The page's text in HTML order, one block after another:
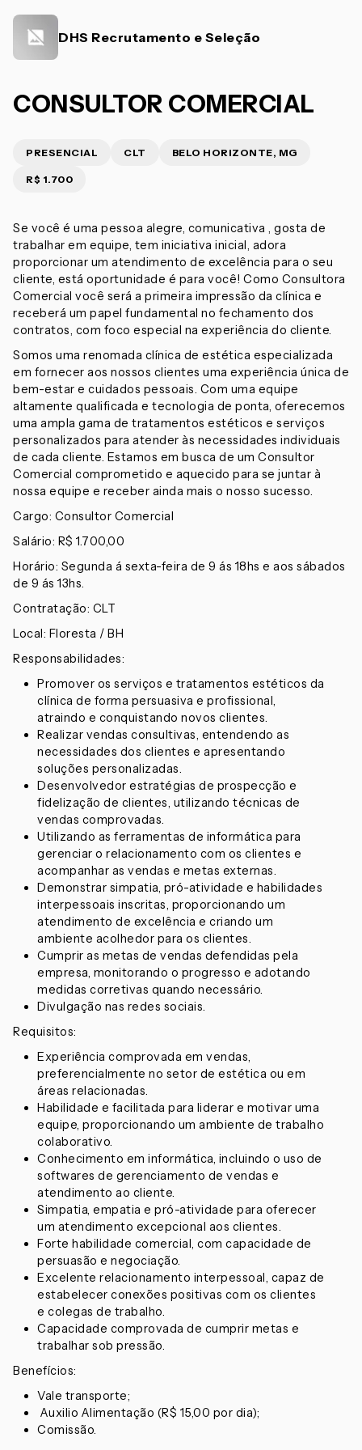
DHS Recrutamento e Seleção
CONSULTOR COMERCIAL
PRESENCIAL CLT BELO HORIZONTE, MG
R$ 1.700
Se você é uma pessoa alegre, comunicativa , gosta de
trabalhar em equipe, tem iniciativa inicial, adora
proporcionar um atendimento de excelência para o seu
cliente, está oportunidade é para você! Como Consultora
Comercial você será a primeira impressão da clínica e
receberá um papel fundamental no fechamento dos
contratos, com foco especial na experiência do cliente.
Somos uma renomada clínica de estética especializada
em fornecer aos nossos clientes uma experiência única de
bem-estar e cuidados pessoais. Com uma equipe
altamente qualificada e tecnologia de ponta, oferecemos
uma ampla gama de tratamentos estéticos e serviços
personalizados para atender às necessidades individuais
de cada cliente. Estamos em busca de um Consultor
Comercial comprometido e aquecido para se juntar à
nossa equipe e receber ainda mais o nosso sucesso.
Cargo: Consultor Comercial
Salário: R$ 1.700,00
Horário: Segunda á sexta-feira de 9 ás 18hs e aos sábados
de 9 ás 13hs.
Contratação: CLT
Local: Floresta / BH
Responsabilidades:
Promover os serviços e tratamentos estéticos da
clínica de forma persuasiva e profissional,
atraindo e conquistando novos clientes.
Realizar vendas consultivas, entendendo as
necessidades dos clientes e apresentando
soluções personalizadas.
Desenvolvedor estratégias de prospecção e
fidelização de clientes, utilizando técnicas de
vendas comprovadas.
Utilizando as ferramentas de informática para
gerenciar o relacionamento com os clientes e
acompanhar as vendas e metas externas.
Demonstrar simpatia, pró-atividade e habilidades
interpessoais inscritas, proporcionando um
atendimento de excelência e criando um
ambiente acolhedor para os clientes.
Cumprir as metas de vendas defendidas pela
empresa, monitorando o progresso e adotando
medidas corretivas quando necessário.
Divulgação nas redes sociais.
Requisitos:
Experiência comprovada em vendas,
preferencialmente no setor de estética ou em
áreas relacionadas.
Habilidade e facilitada para liderar e motivar uma
equipe, proporcionando um ambiente de trabalho
colaborativo.
Conhecimento em informática, incluindo o uso de
softwares de gerenciamento de vendas e
atendimento ao cliente.
Simpatia, empatia e pró-atividade para oferecer
um atendimento excepcional aos clientes.
Forte habilidade comercial, com capacidade de
persuasão e negociação.
Excelente relacionamento interpessoal, capaz de
estabelecer conexões positivas com os clientes
e colegas de trabalho.
Capacidade comprovada de cumprir metas e
trabalhar sob pressão.
Benefícios:
Vale transporte;
Auxilio Alimentação (R$ 15,00 por dia);
Comissão.